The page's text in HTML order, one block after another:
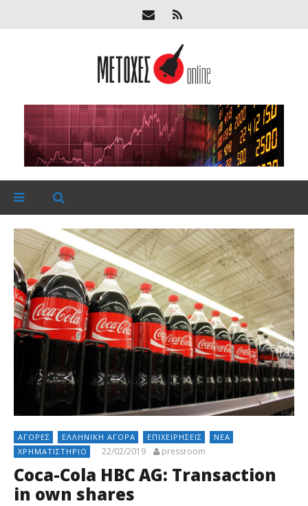
ΑΓΟΡΈΣ ΕΛΛΗΝΙΚΉ ΑΓΟΡΆ ΕΠΙΧΕΙΡΉΣΕΙΣ
ΝΈΑ
ΧΡΗΜΑΤΙΣΤΉΡΙΟ
22/02/2019 pressroom
Coca-Cola HBC AG: Transaction
in own shares